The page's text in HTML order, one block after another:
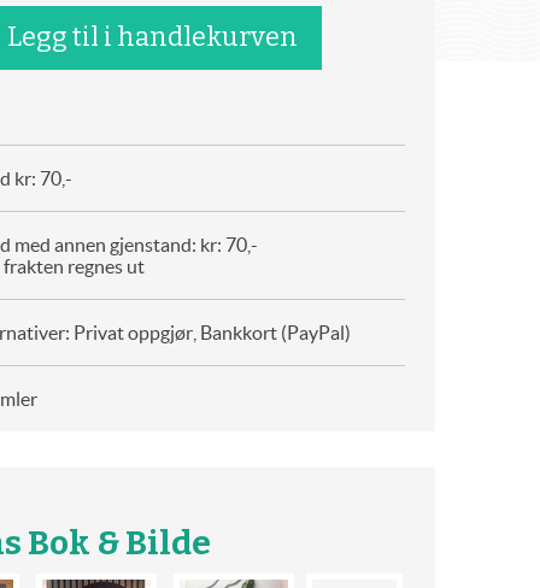
kr: 70,-
med annen gjenstand: kr: 70,-
regnes ut
Privat oppgjør, Bankkort (PayPal)
Bok & Bilde